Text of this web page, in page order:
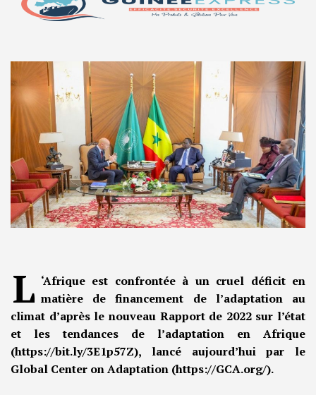
L ‘Afrique est confrontée à un cruel déficit en
matière de financement de l’adaptation au
climat d’après le nouveau Rapport de 2022 sur l’état
et les tendances de l’adaptation en Afrique
(https://bit.ly/3E1p57Z), lancé aujourd’hui par le
Global Center on Adaptation (https://GCA.org/).